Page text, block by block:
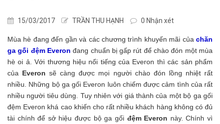
15/03/2017 TRẦN THU HẠNH 0 Nhận xét
Mùa hè đang đến gần và các chương trình khuyến mãi của chăn
ga gối đệm Everon đang chuẩn bị gấp rút để chào đón một mùa
hè oi ả. Với thương hiệu nổi tiếng của Everon thì các sản phẩm
của Everon sẽ càng được mọi người chào đón lồng nhiệt rất
nhiều. Những bộ ga gối Everon luôn chiếm được cảm tình của rất
nhiều người tiêu dùng. Tuy nhiên với giá thành của một bộ ga gối
đệm Everon khá cao khiến cho rất nhiều khách hàng không có đủ
tài chính để sở hiệu được bộ ga gối đệm Everon này. Chính vì